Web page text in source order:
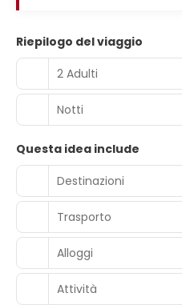
Riepilogo del viaggio
2 Adulti
Notti
Questa idea include
Destinazioni
Trasporto
Alloggi
Attività